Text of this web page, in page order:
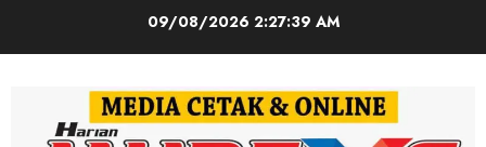
09/08/2026 2:27:40 AM